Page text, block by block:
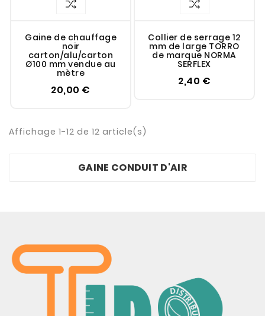
Gaine de chauffage
noir
carton/alu/carton
Ø100 mm vendue au
mètre
20,00 €
Collier de serrage 12
mm de large TORRO
de marque NORMA
SERFLEX
2,40 €
Affichage 1-12 de 12 article(s)
GAINE CONDUIT D'AIR